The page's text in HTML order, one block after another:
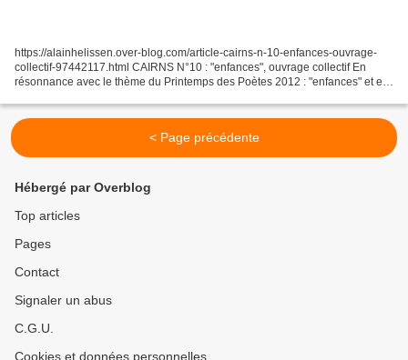
https://alainhelissen.over-blog.com/article-cairns-n-10-enfances-ouvrage-
collectif-97442117.html CAIRNS N°10 : "enfances", ouvrage collectif En
résonnance avec le thème du Printemps des Poètes 2012 : "enfances" et en
< Page précédente
Hébergé par Overblog
Top articles
Pages
Contact
Signaler un abus
C.G.U.
Cookies et données personnelles